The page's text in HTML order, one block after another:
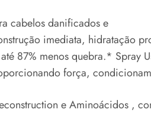
cabelos danificados e
imediata, hidratação
87% menos quebra.* Spray
força,
e Aminoácidos ,